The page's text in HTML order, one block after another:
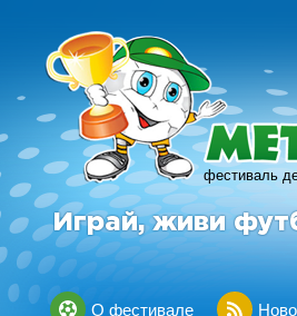
фестиваль
Играй, живи
О фестивале